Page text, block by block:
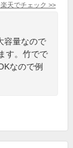
楽天でチェック >>
容量なので
す。竹でで
なので例